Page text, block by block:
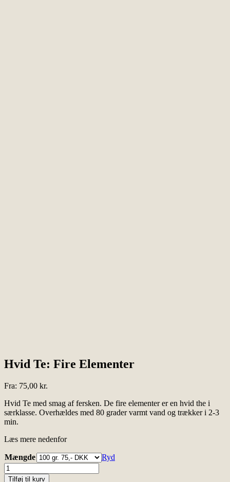
Hvid Te: Fire Elementer
Fra: 75,00 kr.
Hvid Te med smag af fersken. De fire elementer er en hvid the i
særklasse. Overhældes med 80 grader varmt vand og trækker i 2-3
min.
Læs mere nedenfor
Mængde
Ryd
Hvid
Te:Tilføj til kurv